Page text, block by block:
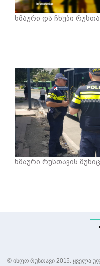
ხმაური და ჩხუბი
ხმაური რუსთავის
© ინფო რუსთავი 2016. ყველა